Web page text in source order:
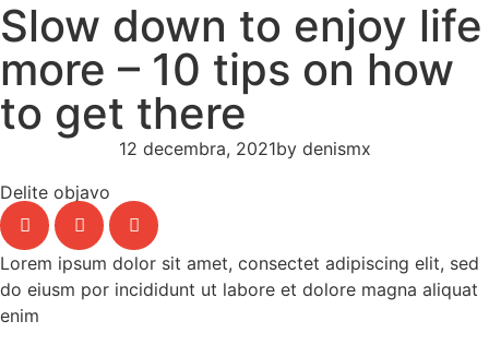
Slow down to enjoy life
more – 10 tips on how
to get there
12 decembra, 2021bydenismx
Delite objavo
Lorem ipsum dolor sit amet, consectet adipiscing elit, sed
do eiusm por incididunt ut labore et dolore magna aliquat
enim